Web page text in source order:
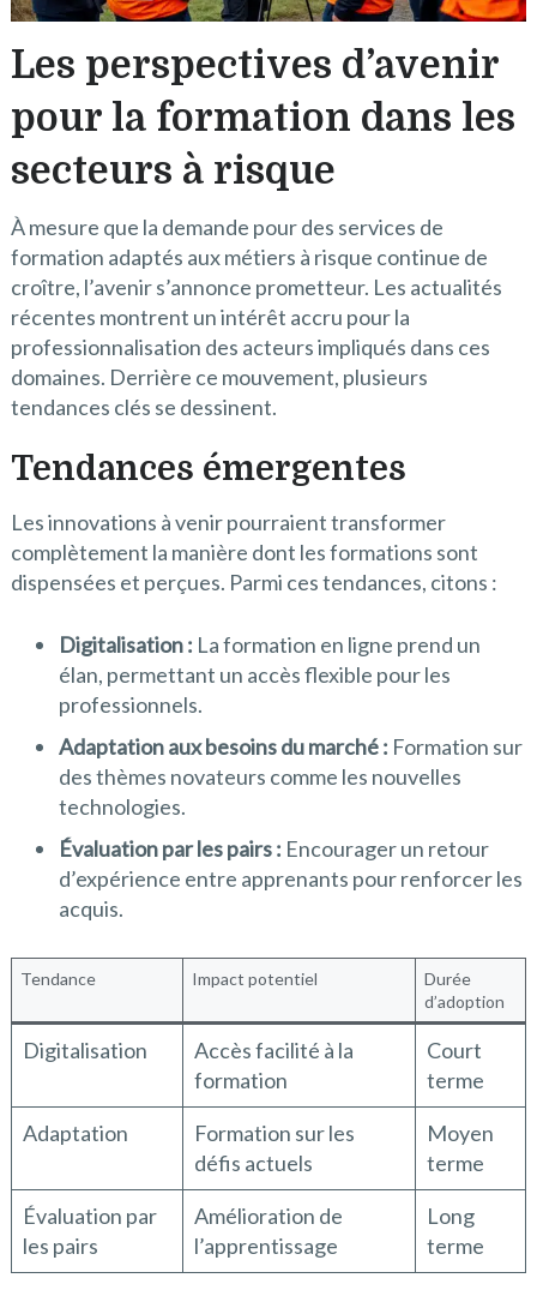
Les perspectives d’avenir
pour la formation dans les
secteurs à risque
À mesure que la demande pour des services de
formation adaptés aux métiers à risque continue de
croître, l’avenir s’annonce prometteur. Les actualités
récentes montrent un intérêt accru pour la
professionnalisation des acteurs impliqués dans ces
domaines. Derrière ce mouvement, plusieurs
tendances clés se dessinent.
Tendances émergentes
Les innovations à venir pourraient transformer
complètement la manière dont les formations sont
dispensées et perçues. Parmi ces tendances, citons :
Digitalisation : La formation en ligne prend un
élan, permettant un accès flexible pour les
professionnels.
Adaptation aux besoins du marché : Formation sur
des thèmes novateurs comme les nouvelles
technologies.
Évaluation par les pairs : Encourager un retour
d’expérience entre apprenants pour renforcer les
acquis.
Tendance Impact potentiel
Durée
d’adoption
Digitalisation
Accès facilité à la
formation
Court
terme
Adaptation
Formation sur les
défis actuels
Moyen
terme
Évaluation par
les pairs
Amélioration de
l’apprentissage
Long
terme